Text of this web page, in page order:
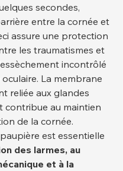
secondes,
entre la cornée et
assure une protection
les traumatismes et
incontrôlé
La membrane
reliée aux glandes
contribue au maintien
de la cornée.
est essentielle
des larmes, au
et à la